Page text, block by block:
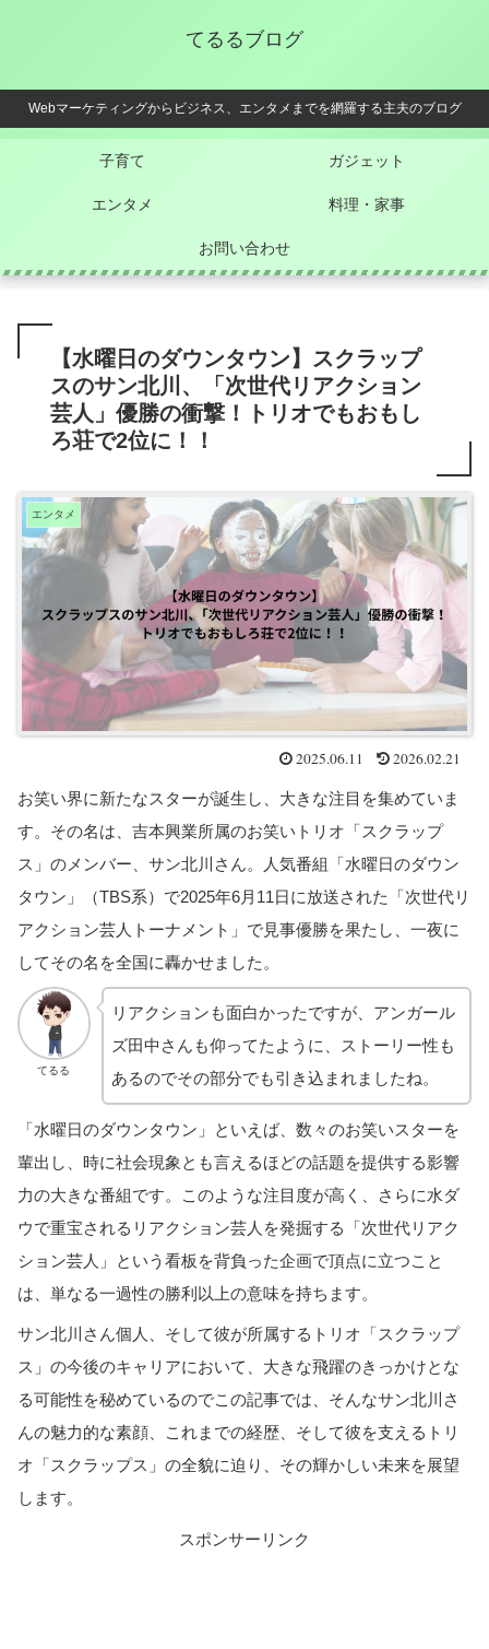
てるるブログ
Webマーケティングからビジネス、エンタメまでを網羅する主夫のブログ
子育て ガジェット
エンタメ 料理・家事
お問い合わせ
【水曜日のダウンタウン】スクラップ
スのサン北川、「次世代リアクション
芸人」優勝の衝撃！トリオでもおもし
ろ荘で2位に！！
エンタメ
2025.06.11 2026.02.21
お笑い界に新たなスターが誕生し、大きな注目を集めていま
す。その名は、吉本興業所属のお笑いトリオ「スクラップ
ス」のメンバー、サン北川さん。人気番組「水曜日のダウン
タウン」（TBS系）で2025年6月11日に放送された「次世代リ
アクション芸人トーナメント」で見事優勝を果たし、一夜に
してその名を全国に轟かせました。
てるる
リアクションも面白かったですが、アンガール
ズ田中さんも仰ってたように、ストーリー性も
あるのでその部分でも引き込まれましたね。
「水曜日のダウンタウン」といえば、数々のお笑いスターを
輩出し、時に社会現象とも言えるほどの話題を提供する影響
力の大きな番組です。このような注目度が高く、さらに水ダ
ウで重宝されるリアクション芸人を発掘する「次世代リアク
ション芸人」という看板を背負った企画で頂点に立つこと
は、単なる一過性の勝利以上の意味を持ちます。
サン北川さん個人、そして彼が所属するトリオ「スクラップ
ス」の今後のキャリアにおいて、大きな飛躍のきっかけとな
る可能性を秘めているのでこの記事では、そんなサン北川さ
んの魅力的な素顔、これまでの経歴、そして彼を支えるトリ
オ「スクラップス」の全貌に迫り、その輝かしい未来を展望
します。
スポンサーリンク